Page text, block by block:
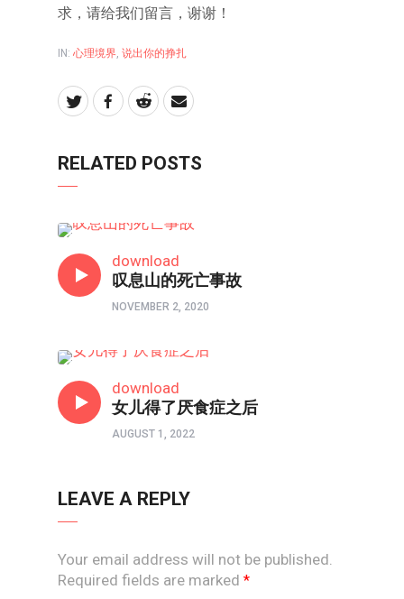
求，请给我们留言，谢谢！
IN: 心理境界, 说出你的挣扎
RELATED POSTS
download
叹息山的死亡事故
NOVEMBER 2, 2020
download
女儿得了厌食症之后
AUGUST 1, 2022
LEAVE A REPLY
Your email address will not be published.
Required fields are marked *